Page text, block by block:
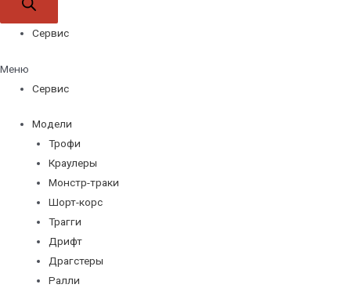
Сервис
Меню
Сервис
Модели
Трофи
Краулеры
Монстр-траки
Шорт-корс
Трагги
Дрифт
Драгстеры
Ралли